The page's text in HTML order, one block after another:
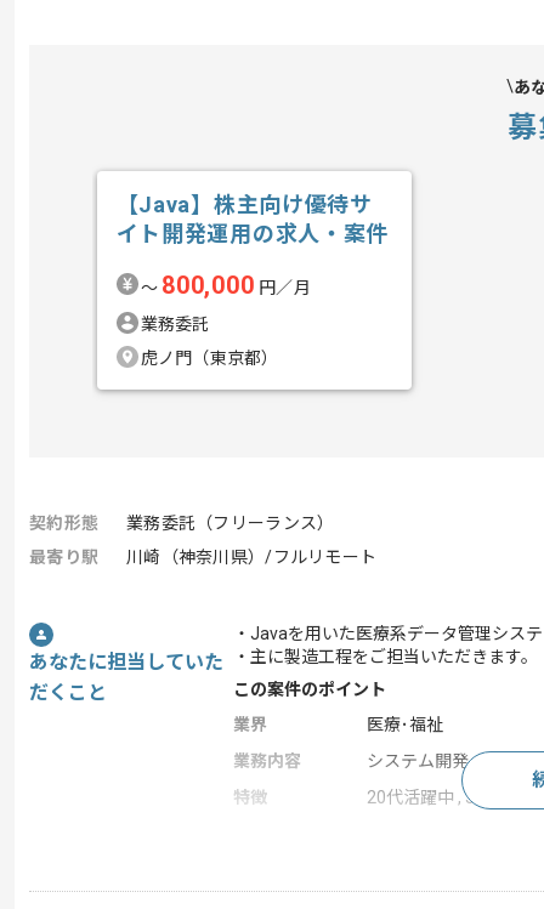
あ
【Java】株主向け優待サ
イト開発運用の求人・案件
〜 800,000 円／月
業務委託
虎ノ門（東京都）
契約形態
業務委託（フリーランス）
最寄り駅
川崎（神奈川県）/フルリモート
あなたに担当していた
だくこと
・Javaを用いた医療系データ管理シス
・主に製造工程をご担当いただきます。
この案件のポイント
業界
医療･福祉
業務内容
システム開発 , 受託開
特徴
20代活躍中 , 30代活躍
求めるスキル